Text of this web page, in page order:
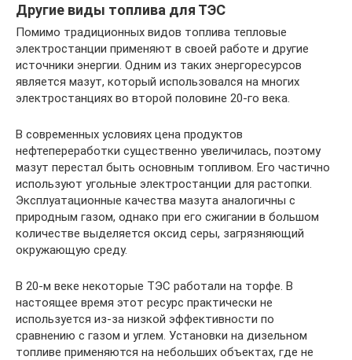
Другие виды топлива для ТЭС
Помимо традиционных видов топлива тепловые
электростанции применяют в своей работе и другие
источники энергии. Одним из таких энергоресурсов
является мазут, который использовался на многих
электростанциях во второй половине 20-го века.
В современных условиях цена продуктов
нефтепереработки существенно увеличилась, поэтому
мазут перестал быть основным топливом. Его частично
используют угольные электростанции для растопки.
Эксплуатационные качества мазута аналогичны с
природным газом, однако при его сжигании в большом
количестве выделяется оксид серы, загрязняющий
окружающую среду.
В 20-м веке некоторые ТЭС работали на торфе. В
настоящее время этот ресурс практически не
используется из-за низкой эффективности по
сравнению с газом и углем. Установки на дизельном
топливе применяются на небольших объектах, где не